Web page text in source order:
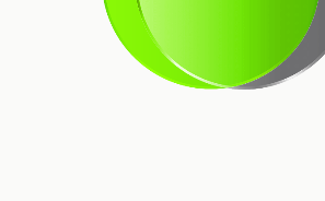
איחוד הלוואות כנגד נכס